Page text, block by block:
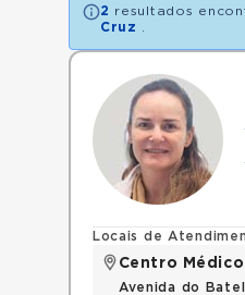
2 resultados
Cruz
Locais de
Centro
Avenida do